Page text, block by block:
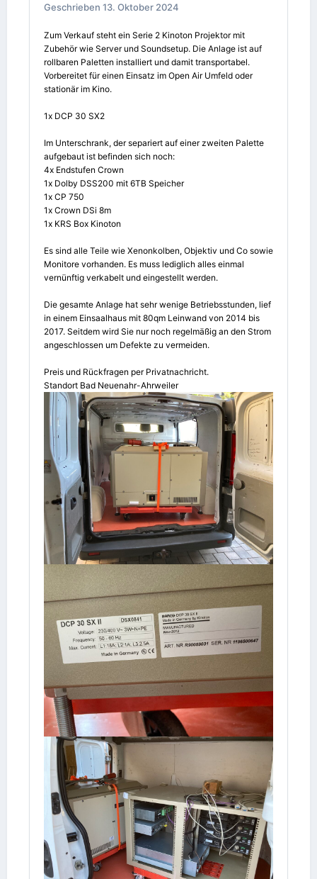
Geschrieben 13. Oktober 2024
Zum Verkauf steht ein Serie 2 Kinoton Projektor mit
Zubehör wie Server und Soundsetup. Die Anlage ist auf
rollbaren Paletten installiert und damit transportabel.
Vorbereitet für einen Einsatz im Open Air Umfeld oder
stationär im Kino.
1x DCP 30 SX2
Im Unterschrank, der separiert auf einer zweiten Palette
aufgebaut ist befinden sich noch:
4x Endstufen Crown
1x Dolby DSS200 mit 6TB Speicher
1x CP 750
1x Crown DSi 8m
1x KRS Box Kinoton
Es sind alle Teile wie Xenonkolben, Objektiv und Co sowie
Monitore vorhanden. Es muss lediglich alles einmal
vernünftig verkabelt und eingestellt werden.
Die gesamte Anlage hat sehr wenige Betriebsstunden, lief
in einem Einsaalhaus mit 80qm Leinwand von 2014 bis
2017. Seitdem wird Sie nur noch regelmäßig an den Strom
angeschlossen um Defekte zu vermeiden.
Preis und Rückfragen per Privatnachricht.
Standort Bad Neuenahr-Ahrweiler